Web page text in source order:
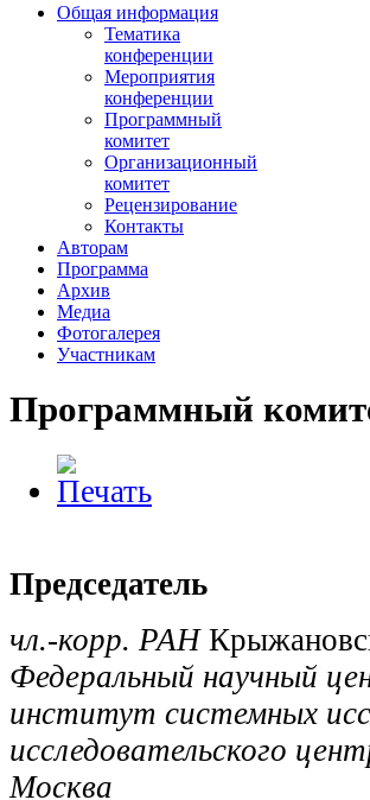
Общая информация
Тематика
конференции
Мероприятия
конференции
Программный
комитет
Организационный
комитет
Рецензирование
Контакты
Авторам
Программа
Архив
Медиа
Фотогалерея
Участникам
Программный
Председатель
чл.-корр. РАН
Федеральный научный
институт системных
исследовательского
Москва